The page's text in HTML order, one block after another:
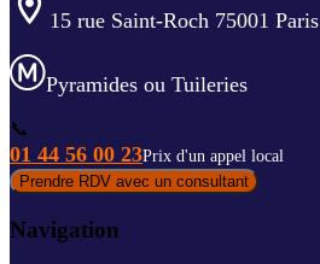
15 rue Saint-Roch 75001 Paris
Pyramides ou Tuileries
📞
01 44 56 00 23Prix d'un appel local
Prendre RDV avec un consultant
Navigation